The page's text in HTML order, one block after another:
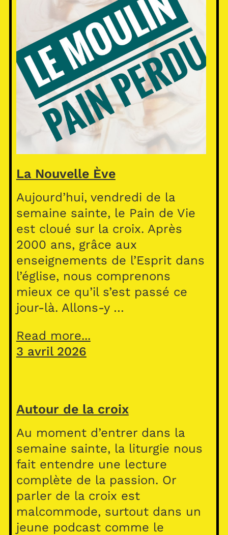
La Nouvelle Ève
Aujourd’hui, vendredi de la
semaine sainte, le Pain de Vie
est cloué sur la croix. Après
2000 ans, grâce aux
enseignements de l’Esprit dans
l’église, nous comprenons
mieux ce qu’il s’est passé ce
jour-là. Allons-y …
Read more...
3 avril 2026
Autour de la croix
Au moment d’entrer dans la
semaine sainte, la liturgie nous
fait entendre une lecture
complète de la passion. Or
parler de la croix est
malcommode, surtout dans un
jeune podcast comme le